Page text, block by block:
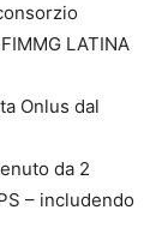
LATINA
Onlus dal
da 2
– includendo